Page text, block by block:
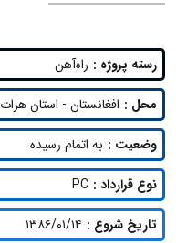
رسته پروژه : راه‌آهن
محل : افغانستان - استان هرات
وضعیت : به اتمام رسیده
نوع قرارداد : PC
تاریخ شروع : ۱۳۸۶/۰۱/۱۴